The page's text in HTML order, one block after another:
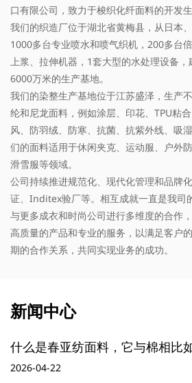
口有限公司，致力于梭织化纤面料的开发生
我们的织造厂位于湖北省黄梅县，从日本
1000多台专业喷水和喷气织机，200多台
上浆、拉伸机器，1套大型的水处理设备
6000万米的生产基地。
我们的染整生产基地位于江苏盛泽，生产
纶和尼龙面料，例如涂层、印花、TPU粘
风、防羽绒、防寒、抗菌、抗紫外线、吸
们的面料适用于休闲夹克、运动服、户外
滑雪服等领域。
公司持续推进规范化、现代化管理和品牌
证、Inditex验厂等。相互成就一直是我司
与更多成衣和时尚公司进行多维度的合作
高质量的产品和专业的服务，以满足客户
期的合作关系，共同实现业务的成功。
新闻中心
亚纺面料，它与棉相比如何？